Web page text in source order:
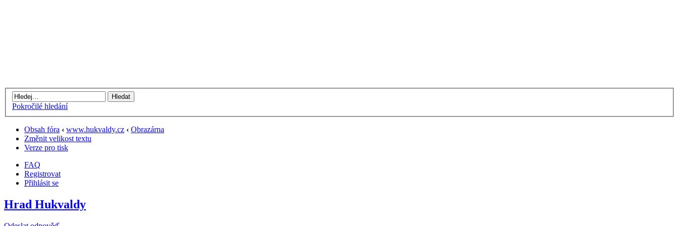
Pokročilé hledání
Obsah fóra ‹ www.hukvaldy.cz ‹ Obrazárna
Změnit velikost textu
Verze pro tisk
FAQ
Registrovat
Přihlásit se
Hrad Hukvaldy